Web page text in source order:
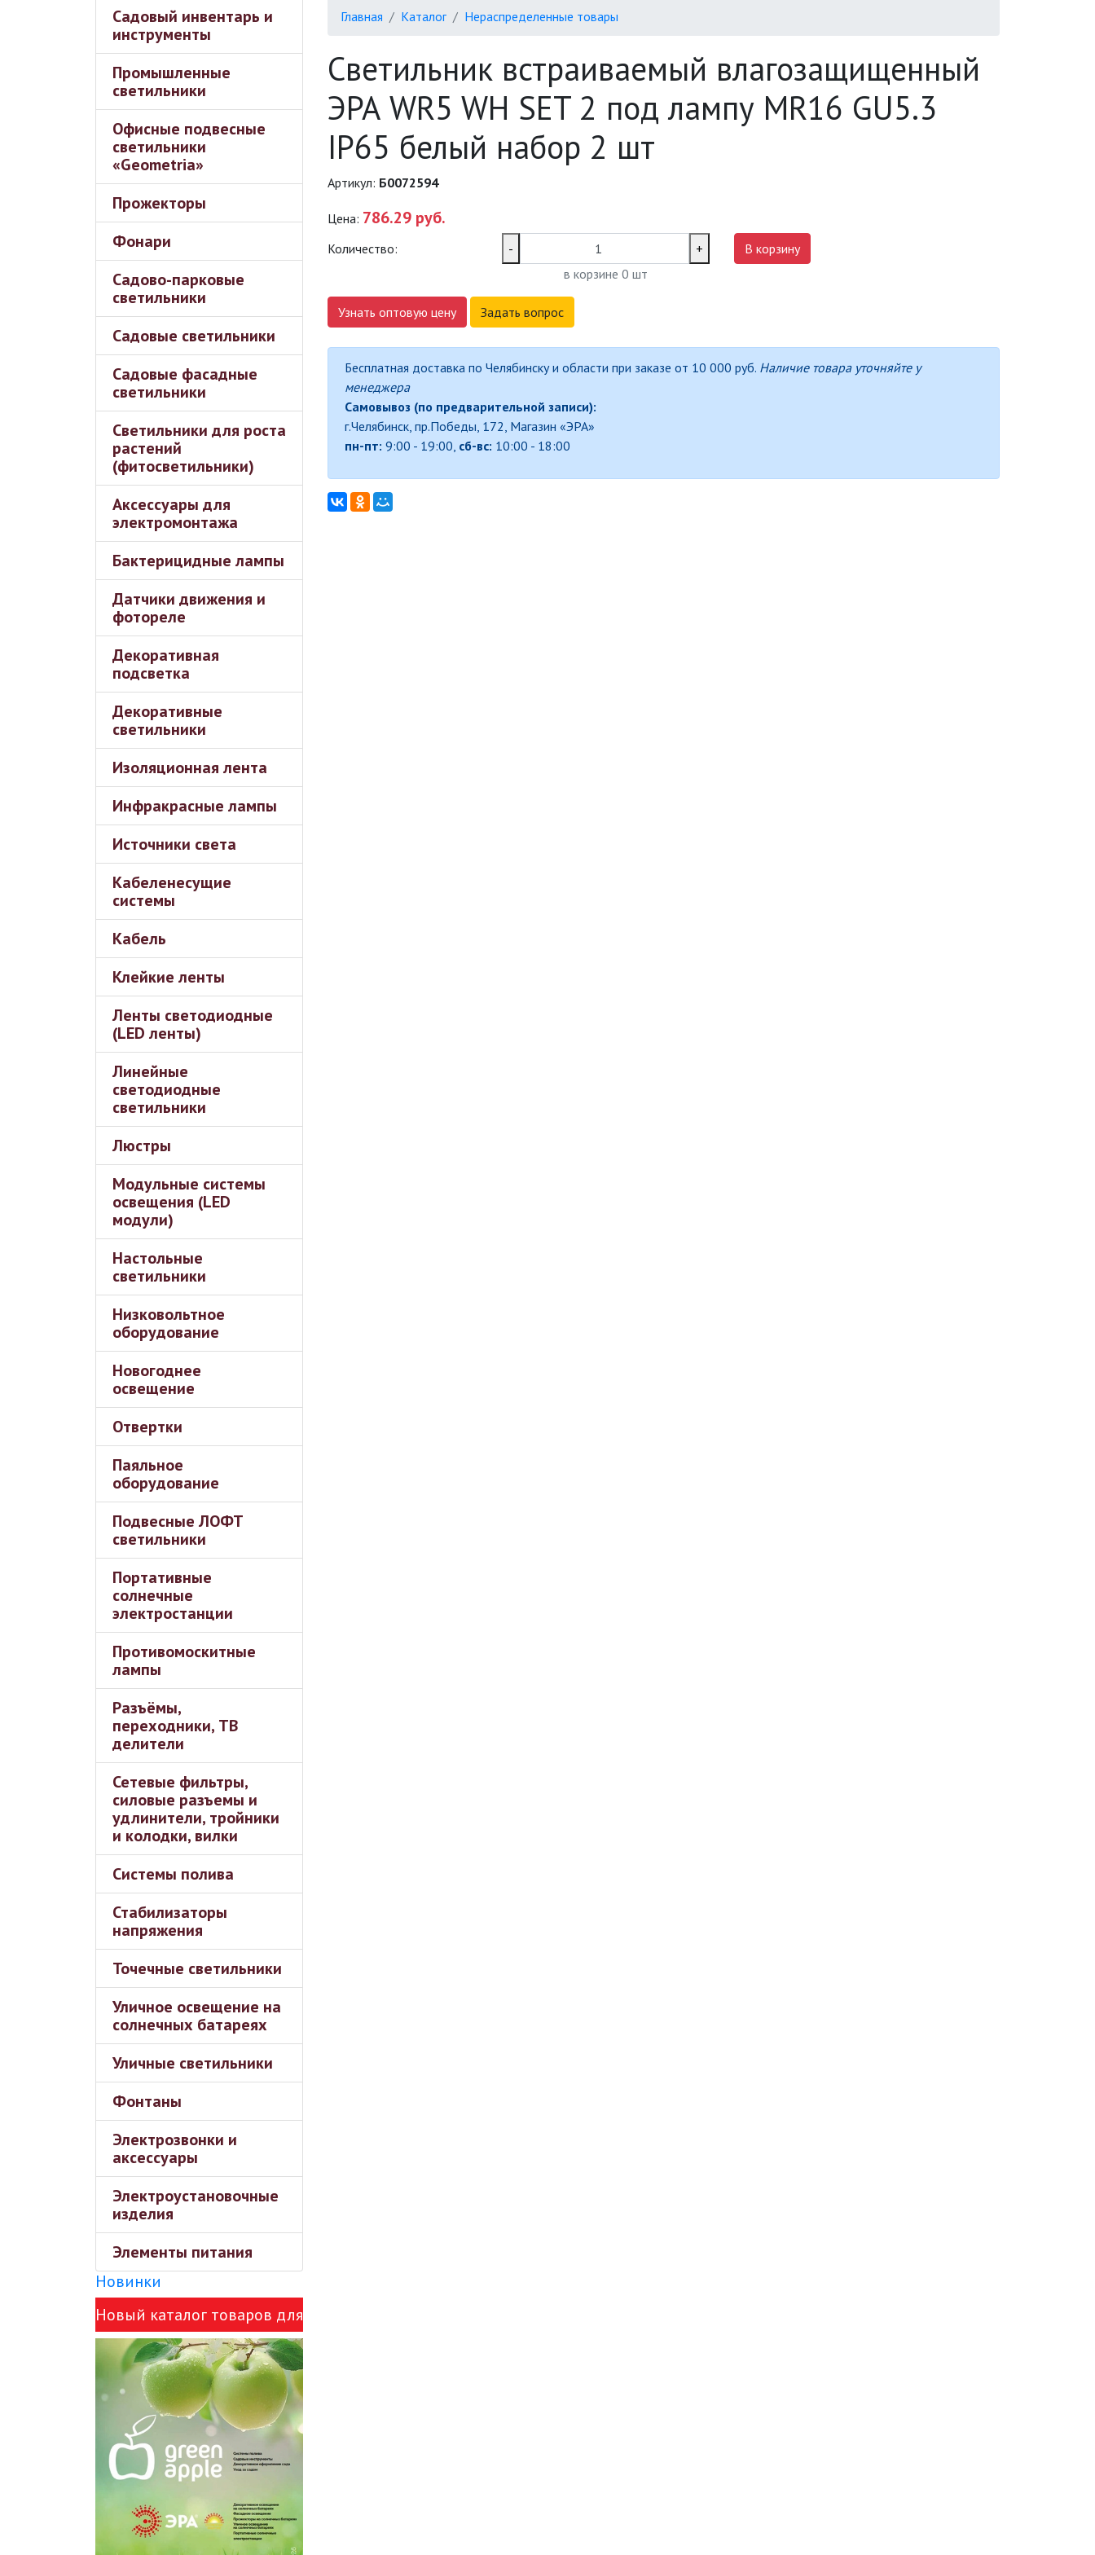
Садовый инвентарь и
инструменты
Промышленные
светильники
Офисные подвесные
светильники
«Geometria»
Прожекторы
Фонари
Садово-парковые
светильники
Садовые светильники
Садовые фасадные
светильники
Светильники для роста
растений
(фитосветильники)
Аксессуары для
электромонтажа
Бактерицидные лампы
Датчики движения и
фотореле
Декоративная
подсветка
Декоративные
светильники
Изоляционная лента
Инфракрасные лампы
Источники света
Кабеленесущие
системы
Кабель
Клейкие ленты
Ленты светодиодные
(LED ленты)
Линейные
светодиодные
светильники
Люстры
Модульные системы
освещения (LED
модули)
Настольные
светильники
Низковольтное
оборудование
Новогоднее
освещение
Отвертки
Паяльное
оборудование
Подвесные ЛОФТ
светильники
Портативные
солнечные
электростанции
Противомоскитные
лампы
Разъёмы,
переходники, ТВ
делители
Сетевые фильтры,
силовые разъемы и
удлинители, тройники
и колодки, вилки
Системы полива
Стабилизаторы
напряжения
Точечные светильники
Уличное освещение на
солнечных батареях
Уличные светильники
Фонтаны
Электрозвонки и
аксессуары
Электроустановочные
изделия
Элементы питания
Новинки
Новый каталог товаров для
сада Green Apple и ЭРА!
Главная Каталог Нераспределенные товары
Светильник встраиваемый влагозащищенный
ЭРА WR5 WH SET 2 под лампу MR16 GU5.3
IP65 белый набор 2 шт
Артикул: Б0072594
Цена: 786.29 руб.
Количество: -
+
в корзине 0 шт
В корзину
Узнать оптовую цену Задать вопрос
Бесплатная доставка по Челябинску и области при заказе от 10 000 руб. Наличие товара уточняйте у
менеджера
Самовывоз (по предварительной записи):
г.Челябинск, пр.Победы, 172, Магазин «ЭРА»
пн-пт: 9:00 - 19:00, сб-вс: 10:00 - 18:00